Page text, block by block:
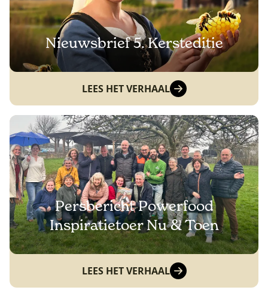
Nieuwsbrief 5. Kersteditie
LEES HET VERHAAL
Persbericht Powerfood
Inspiratietoer Nu & Toen
LEES HET VERHAAL